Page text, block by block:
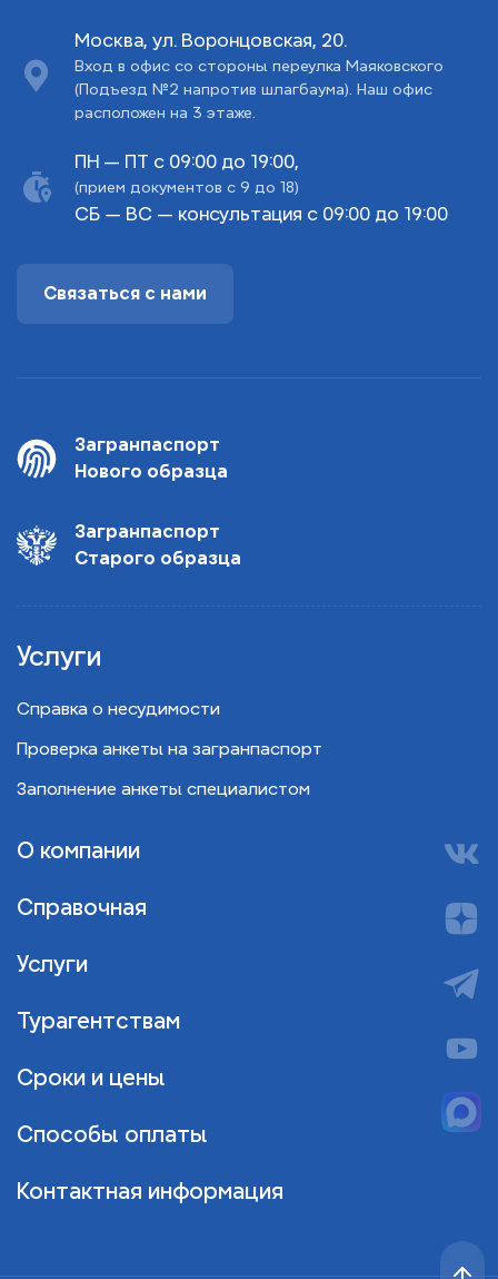
Москва, ул. Воронцовская, 20.
Вход в офис со стороны переулка Маяковского
(Подъезд №2 напротив шлагбаума). Наш офис
расположен на 3 этаже.
ПН — ПТ с 09:00 до 19:00,
(прием документов с 9 до 18)
СБ — ВС — консультация с 09:00 до 19:00
Связаться с нами
Загранпаспорт
Нового образца
Загранпаспорт
Старого образца
Услуги
Справка о несудимости
Проверка анкеты на загранпаспорт
Заполнение анкеты специалистом
О компании
Справочная
Услуги
Турагентствам
Сроки и цены
Способы оплаты
Контактная информация